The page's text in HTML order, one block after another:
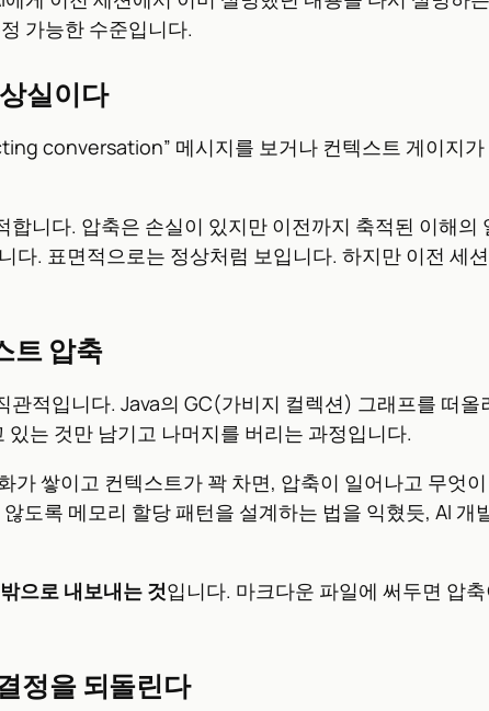
가능한 수준입니다.
실이다
conversation” 메시지를 보거나 컨텍스트 게이지
니다. 압축은 손실이 있지만 이전까지 축적된 이해의
다. 표면적으로는 정상처럼 보입니다. 하지만 이전 세
트 압축
적입니다. Java의 GC(가비지 컬렉션) 그래프를 떠
는 것만 남기고 나머지를 버리는 과정입니다.
가 쌓이고 컨텍스트가 꽉 차면, 압축이 일어나고 무엇
도록 메모리 할당 패턴을 설계하는 법을 익혔듯, AI
으로 내보내는 것입니다. 마크다운 파일에 써두면 압
정을 되돌린다